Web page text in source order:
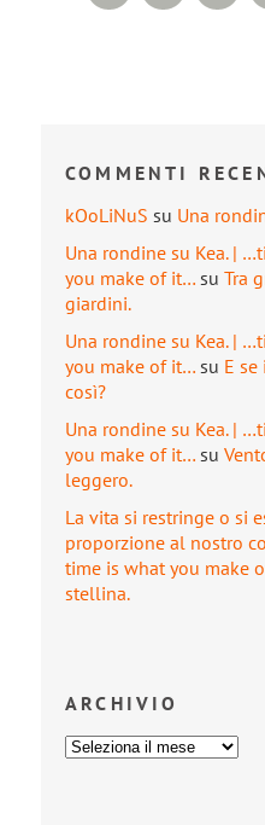
COMMENTI
kOoLiNuS su Una
Una rondine su Kea. |
you make of it… su Tra
giardini.
Una rondine su Kea. |
you make of it… su E
così?
Una rondine su Kea. |
you make of it… su
leggero.
La vita si restringe o si
proporzione al nostro
time is what you make
stellina.
ARCHIVIO